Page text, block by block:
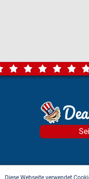
Diese Webseite verwendet